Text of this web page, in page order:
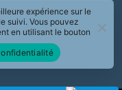
de
psychologie
expérience sur le
suivi. Vous pouvez
en utilisant le bouton
la page de Politique de